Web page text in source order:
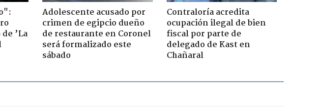
’La
Adolescente acusado por
crimen de egipcio dueño
de restaurante en Coronel
será formalizado este
sábado
Contraloría acredita
ocupación ilegal de bien
fiscal por parte de
delegado de Kast en
Chañaral